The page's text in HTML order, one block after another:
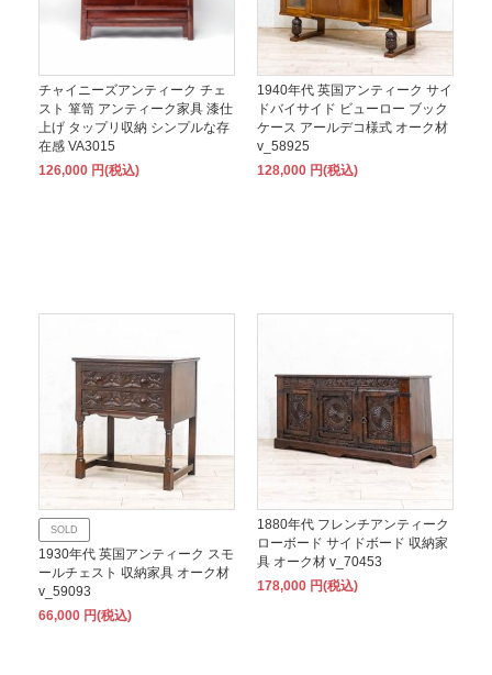
チャイニーズアンティーク チェ
スト 箪笥 アンティーク家具 漆仕
上げ タップリ収納 シンプルな存
在感 VA3015
126,000 円(税込)
1940年代 英国アンティーク サイ
ドバイサイド ビューロー ブック
ケース アールデコ様式 オーク材
v_58925
128,000 円(税込)
SOLD
1930年代 英国アンティーク スモ
ールチェスト 収納家具 オーク材
v_59093
66,000 円(税込)
1880年代 フレンチアンティーク
ローボード サイドボード 収納家
具 オーク材 v_70453
178,000 円(税込)